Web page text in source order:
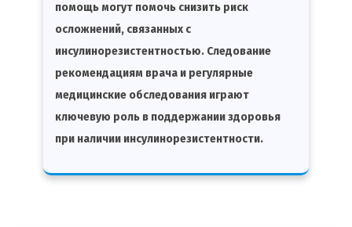
помощь могут помочь снизить риск
осложнений, связанных с
инсулинорезистентностью. Следование
рекомендациям врача и регулярные
медицинские обследования играют
ключевую роль в поддержании здоровья
при наличии инсулинорезистентности.